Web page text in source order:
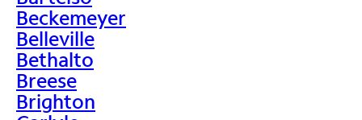
Beckemeyer
Belleville
Bethalto
Breese
Brighton